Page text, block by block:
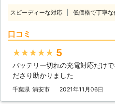
せるだ
んな原
原因が
スピーディーな対応 低価格で丁寧な
口コミ
★★★★★ 5
バッテリー切れの充電対応だけ
ださり助かりました
千葉県 浦安市 2021年11月06日